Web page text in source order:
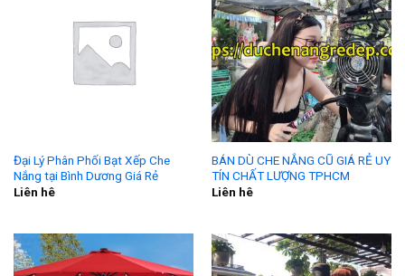
Đại Lý Phân Phối Bạt Xếp Che
Nắng tại Bình Dương Giá Rẻ
Liên hê
BÁN DÙ CHE NẮNG CŨ GIÁ RẺ UY
TÍN CHẤT LƯỢNG TPHCM
Liên hê